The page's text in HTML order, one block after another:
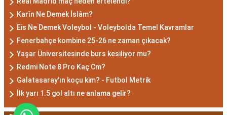
Akrep Burcu Kadını
Özellikleri: Çekici ve Zeki
Akrep burcu kadını, çekici ve gizemli bir aura ile
çevrili olan kadınlardır. Zekalarını kullanarak
çözüm odaklı düşünürler ve hedeflerine ulaşmak
için kararlılıkla çalışırlar. Aynı zamanda duygusal
derinlikleri, ilişkilerinde tutkulu ve bağlı olmalarını
Karîn Ne Demek İslâm?
Eis Ne Demek Voleybol - Voleybolda Temel Kavramlar
Fenerbahçe kombine 25-26 ne zaman çıkacak?
Yaşar Üniversitesinde burs kesiliyor mu?
Redmi Note 8 Pro Kaç Cm?
Galatasaray'ın koçu kim? - Futbol Metrik
İlk yarı 1.5 gol altı ne anlama gelir?